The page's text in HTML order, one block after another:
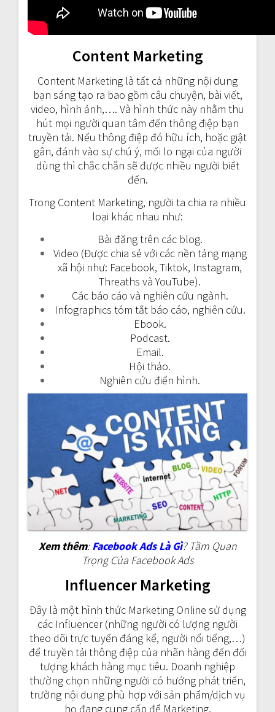
Content Marketing
Content Marketing là tất cả những nội dung
bạn sáng tạo ra bao gồm câu chuyện, bài viết,
video, hình ảnh,…. Và hình thức này nhằm thu
hút mọi người quan tâm đến thông điệp bạn
truyền tải. Nếu thông điệp đó hữu ích, hoặc giật
gân, đánh vào sự chú ý, mối lo ngại của người
dùng thì chắc chắn sẽ được nhiều người biết
đến.
Trong Content Marketing, người ta chia ra nhiều
loại khác nhau như:
Bài đăng trên các blog.
Video (Được chia sẻ với các nền tảng mạng
xã hội như: Facebook, Tiktok, Instagram,
Threaths và YouTube).
Các báo cáo và nghiên cứu ngành.
Infographics tóm tắt báo cáo, nghiên cứu.
Ebook.
Podcast.
Email.
Hội thảo.
Nghiên cứu điển hình.
Xem thêm:Facebook Ads Là Gì? Tầm Quan
Trọng Của Facebook Ads
Influencer Marketing
Đây là một hình thức Marketing Online sử dụng
các Influencer (những người có lượng người
theo dõi trực tuyến đáng kể, người nổi tiếng,…)
để truyền tải thông điệp của nhãn hàng đến đối
tượng khách hàng mục tiêu. Doanh nghiệp
thường chọn những người có hướng phát triển,
trường nội dung phù hợp với sản phẩm/dịch vụ
họ đang cung cấp để Marketing.